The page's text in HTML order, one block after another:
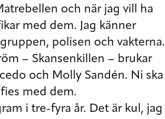
och när jag vill ha
med dem. Jag känner
polisen och vakterna.
– Skansenkillen – brukar
och Molly Sandén. Ni ska
med dem.
i tre-fyra år. Det är kul, jag